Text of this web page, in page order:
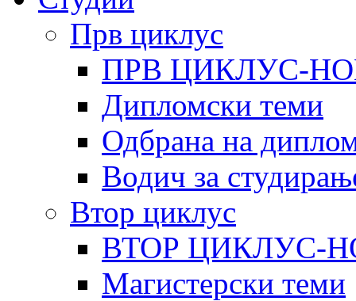
Прв циклус
ПРВ ЦИКЛУС-
Дипломски теми
Одбрана на
Водич за
Втор циклус
ВТОР ЦИКЛУС-
Магистерски теми